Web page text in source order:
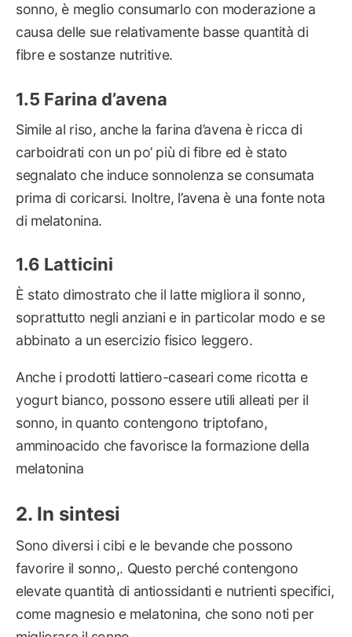
sonno, è meglio consumarlo con moderazione a
causa delle sue relativamente basse quantità di
fibre e sostanze nutritive.
Farina d’avena
Simile al riso, anche la farina d’avena è ricca di
carboidrati con un po’ più di fibre ed è stato
segnalato che induce sonnolenza se consumata
prima di coricarsi. Inoltre, l’avena è una fonte nota
di melatonina.
Latticini
È stato dimostrato che il latte migliora il sonno,
soprattutto negli anziani e in particolar modo e se
abbinato a un esercizio fisico leggero.
Anche i prodotti lattiero-caseari come ricotta e
yogurt bianco, possono essere utili alleati per il
sonno, in quanto contengono triptofano,
amminoacido che favorisce la formazione della
melatonina
In sintesi
Sono diversi i cibi e le bevande che possono
favorire il sonno,. Questo perché contengono
elevate quantità di antiossidanti e nutrienti specifici,
come magnesio e melatonina, che sono noti per